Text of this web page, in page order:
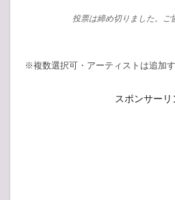
投票は締め切りました。ご
※複数選択可・アーティストは追加す
スポンサーリ